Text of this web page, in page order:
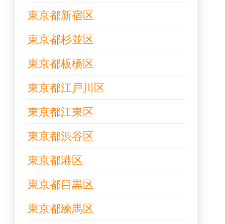
東京都新宿区
東京都杉並区
東京都板橋区
東京都江戸川区
東京都江東区
東京都渋谷区
東京都港区
東京都目黒区
東京都練馬区